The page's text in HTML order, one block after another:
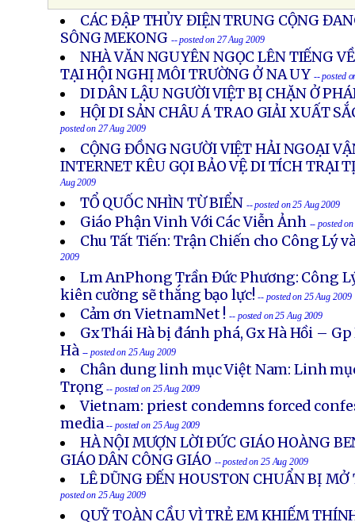
CÁC ĐẬP THỦY ĐIỆN TRUNG CỘNG
SÔNG MEKONG -- posted on 27 Aug 2009
NHÀ VĂN NGUYÊN NGỌC LÊN TIẾNG
TẠI HỘI NGHỊ MÔI TRƯỜNG Ở NA UY -- posted
DI DÂN LẬU NGƯỜI VIỆT BỊ CHẶN Ở
HỘI DI SẢN CHÂU Á TRAO GIẢI XUẤT
posted on 27 Aug 2009
CỘNG ĐỒNG NGƯỜI VIỆT HẢI NGOẠI
INTERNET KÊU GỌI BẢO VỆ DI TÍCH TRẠI
Aug 2009
TỔ QUỐC NHÌN TỪ BIỂN -- posted on 25 Aug 2009
Giáo Phận Vinh Với Các Viễn Ảnh -- posted
Chu Tất Tiến: Trận Chiến cho Công Lý
2009
Lm AnPhong Trần Đức Phương: Công
kiên cường sẽ thắng bạo lực! -- posted on 25 Aug 2009
Cảm ơn VietnamNet ! -- posted on 25 Aug 2009
Gx Thái Hà bị đánh phá, Gx Hà Hồi –
Hà -- posted on 25 Aug 2009
Chân dung linh mục Việt Nam: Linh
Trọng-- posted on 25 Aug 2009
Vietnam: priest condemns forced
media-- posted on 25 Aug 2009
HÀ NỘI MƯỢN LỜI ĐỨC GIÁO HOÀNG
GIÁO DÂN CÔNG GIÁO -- posted on 25 Aug 2009
LÊ DŨNG ĐẾN HOUSTON CHUẨN BỊ MỞ
posted on 25 Aug 2009
QUỸ TOÀN CẦU VÌ TRẺ EM KHIẾM